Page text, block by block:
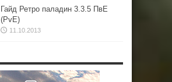
Гайд Ретро паладин 3.3.5 ПвЕ
(PvE)
11.10.2013